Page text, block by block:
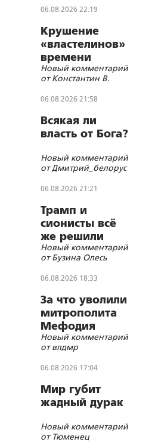
06.08.2026 22:19
Крушение
«властелинов»
времени
Новый комментарий
от Константин В.
06.08.2026 21:58
Всякая ли
власть от Бога?
Новый комментарий
от Дмитрий_белорус
06.08.2026 21:21
Трамп и
сионисты всё
же решили
убить лидера
Ирана
Новый комментарий
от Бузина Олесь
06.08.2026 18:33
За что уволили
митрополита
Мефодия
(Немцова)?
Новый комментарий
от влдмр
06.08.2026 17:04
Мир губит
жадный дурак
Новый комментарий
от Тюменец